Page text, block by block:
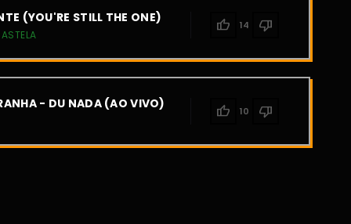
(YOU'RE STILL THE ONE) thumb_up 14 thumb_down
- DU NADA (AO VIVO) thumb_up 10 thumb_down